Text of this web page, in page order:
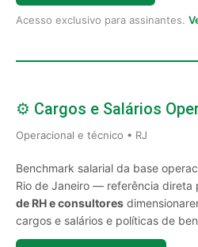
Acesso exclusivo para assinantes.
⚙️ Cargos e Salários
Operacional e técnico • RJ
Benchmark salarial da base
Rio de Janeiro — referência direta
de RH e consultores
cargos e salários e políticas de